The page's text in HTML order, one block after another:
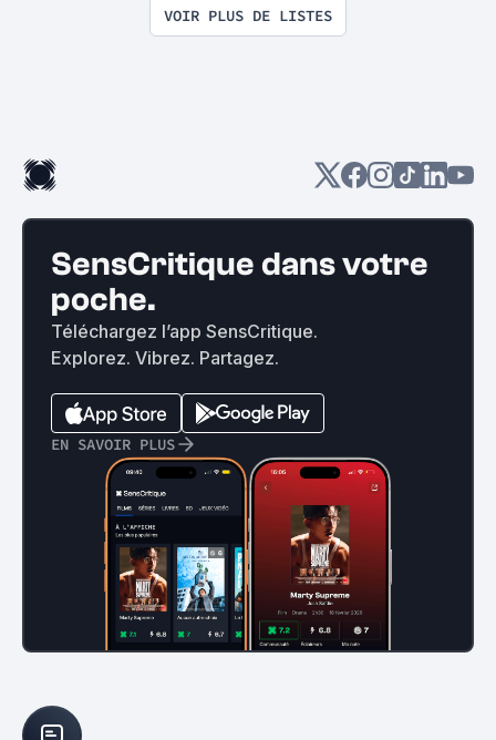
VOIR PLUS DE LISTES
SensCritique dans votre
poche.
Téléchargez l’app SensCritique.
Explorez. Vibrez. Partagez.
EN SAVOIR PLUS